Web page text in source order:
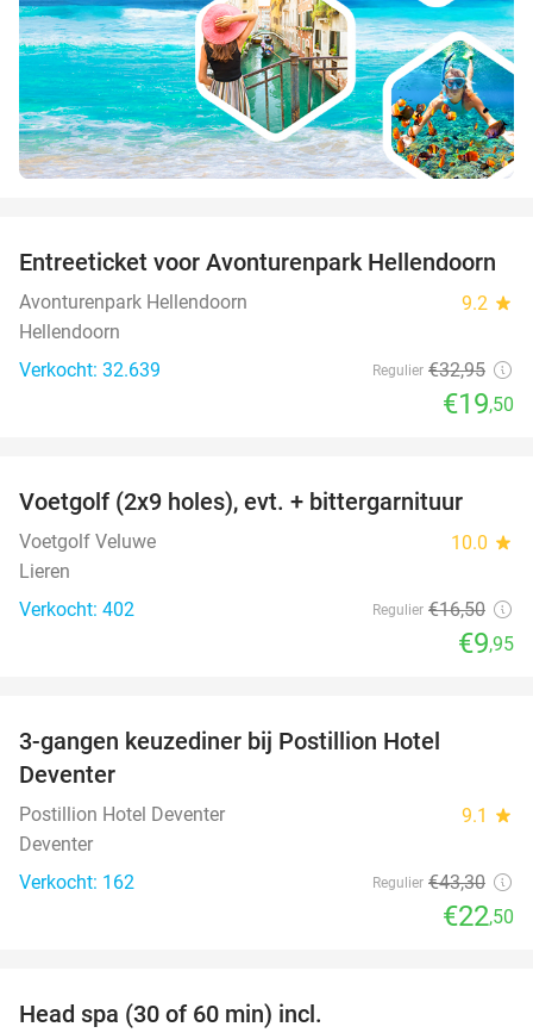
41%
Entreeticket voor Avonturenpark Hellendoorn
Avonturenpark Hellendoorn 9.2 star
Hellendoorn
Verkocht: 32.639
Regulier €32,95
€19,50
40%
Voetgolf (2x9 holes), evt. + bittergarnituur
Voetgolf Veluwe 10.0 star
Lieren
Verkocht: 402
Regulier €16,50
€9,95
3-gangen keuzediner bij Postillion Hotel
Deventer
Postillion Hotel Deventer 9.1 star
Deventer
Verkocht: 162
Regulier €43,30
€22,50
Head spa (30 of 60 min) incl.